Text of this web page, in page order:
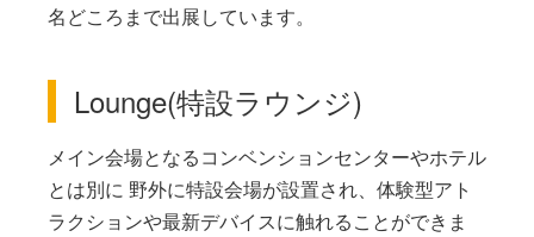
名どころまで出展しています。
Lounge(特設ラウンジ)
メイン会場となるコンベンションセンターやホテル
とは別に 野外に特設会場が設置され、体験型アト
ラクションや最新デバイスに触れることができま